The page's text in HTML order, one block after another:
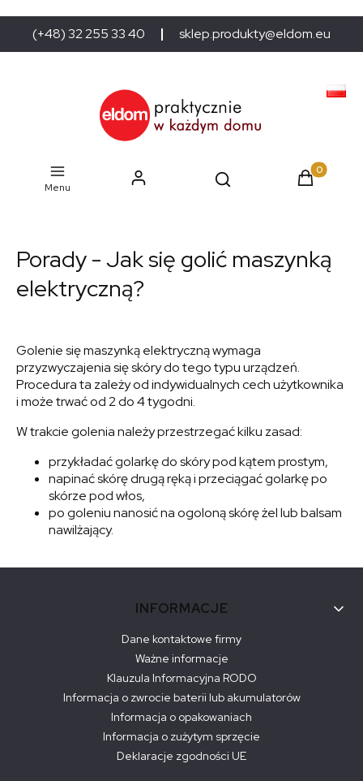
(+48) 32 255 33 40 sklep.produkty@eldom.eu
Menu
Produkty
Porady - Jak się golić maszynką
elektryczną?
Golenie się maszynką elektryczną wymaga
przyzwyczajenia się skóry do tego typu urządzeń.
Procedura ta zależy od indywidualnych cech użytkownika
i może trwać od 2 do 4 tygodni.
W trakcie golenia należy przestrzegać kilku zasad:
przykładać golarkę do skóry pod kątem prostym,
napinać skórę drugą ręką i przeciągać golarkę po
skórze pod włos,
po goleniu nanosić na ogoloną skórę żel lub balsam
nawilżający.
INFORMACJE
Dane kontaktowe firmy
Ważne informacje
Klauzula Informacyjna RODO
Informacja o zwrocie baterii lub akumulatorów
Informacja o opakowaniach
Informacja o zużytym sprzęcie
Deklaracje zgodności UE